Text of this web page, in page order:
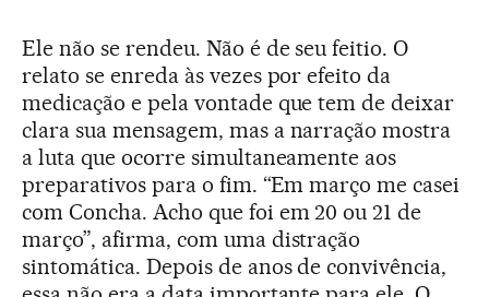
Ele não se rendeu. Não é de seu feitio. O
relato se enreda às vezes por efeito da
medicação e pela vontade que tem de deixar
clara sua mensagem, mas a narração mostra
a luta que ocorre simultaneamente aos
preparativos para o fim. “Em março me casei
com Concha. Acho que foi em 20 ou 21 de
março”, afirma, com uma distração
sintomática. Depois de anos de convivência,